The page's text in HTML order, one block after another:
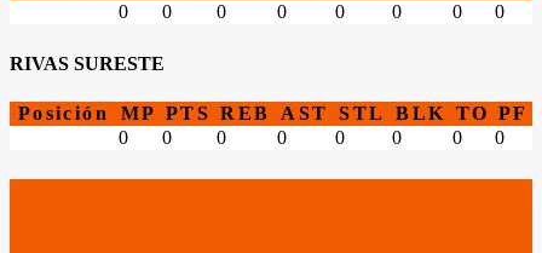
0
0 0 0 0 0 0 0
RIVAS SURESTE
Posición MP PTS REB AST STL BLK TO PF
0
0 0 0 0 0 0 0